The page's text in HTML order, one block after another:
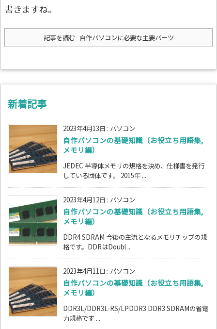
書きますね。
記事を読む 自作パソコンに必要な主要パーツ
新着記事
2023年4月13日 : パソコン
自作パソコンの基礎知識（お役立ち用語集,
メモリ編）
JEDEC 半導体メモリの規格を決め、仕様書を発行
している団体です。 2015年 ...
2023年4月12日 : パソコン
自作パソコンの基礎知識（お役立ち用語集,
メモリ編）
DDR4 SDRAM 今後の主流となるメモリチップの規
格です。DDRはDoubl ...
2023年4月11日 : パソコン
自作パソコンの基礎知識（お役立ち用語集,
メモリ編）
DDR3L/DDR3L-RS/LPDDR3 DDR3 SDRAMの省電
力規格です ...